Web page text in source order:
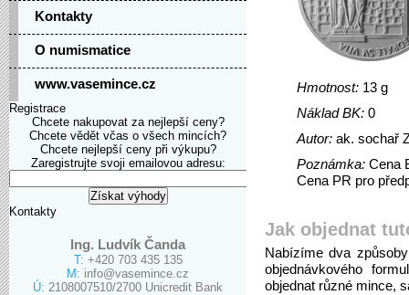
Kontakty
O numismatice
www.vasemince.cz
Registrace
Chcete nakupovat za nejlepší ceny?
Chcete vědět včas o všech mincích?
Chcete nejlepší ceny při výkupu?
Zaregistrujte svoji emailovou adresu:
Kontakty
Ing. Ludvík Čanda
T: +420 703 435 135
M: info@vasemince.cz
Ú: 2108007510/2700 Unicredit Bank
Hmotnost: 13 g
Náklad BK: 0
Autor: ak. sochař
Poznámka: Cena
Cena PR pro
Jak objednat
Nabízíme dva
objednávkového
objednat různé mince,